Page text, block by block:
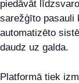
piedāvāt
sarežģīto pasauli
automatizēto
daudz uz galda.
Platformā tiek